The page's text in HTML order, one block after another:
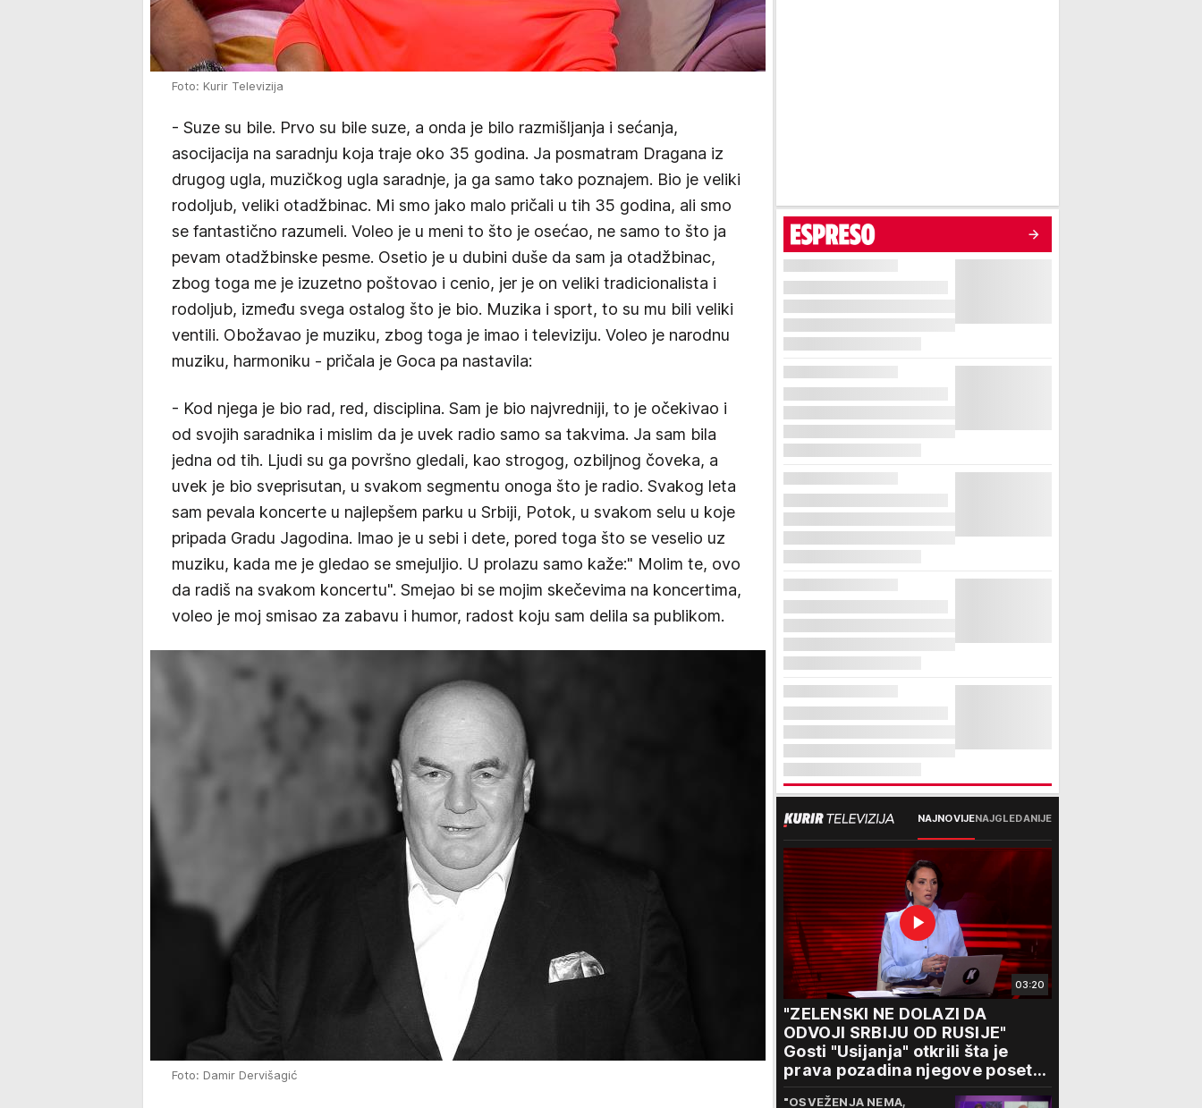
Foto: Kurir Televizija
- Suze su bile. Prvo su bile suze, a onda je bilo razmišljanja i sećanja,
asocijacija na saradnju koja traje oko 35 godina. Ja posmatram Dragana iz
drugog ugla, muzičkog ugla saradnje, ja ga samo tako poznajem. Bio je veliki
rodoljub, veliki otadžbinac. Mi smo jako malo pričali u tih 35 godina, ali smo
se fantastično razumeli. Voleo je u meni to što je osećao, ne samo to što ja
pevam otadžbinske pesme. Osetio je u dubini duše da sam ja otadžbinac,
zbog toga me je izuzetno poštovao i cenio, jer je on veliki tradicionalista i
rodoljub, između svega ostalog što je bio. Muzika i sport, to su mu bili veliki
ventili. Obožavao je muziku, zbog toga je imao i televiziju. Voleo je narodnu
muziku, harmoniku - pričala je Goca pa nastavila:
- Kod njega je bio rad, red, disciplina. Sam je bio najvredniji, to je očekivao i
od svojih saradnika i mislim da je uvek radio samo sa takvima. Ja sam bila
jedna od tih. Ljudi su ga površno gledali, kao strogog, ozbiljnog čoveka, a
uvek je bio sveprisutan, u svakom segmentu onoga što je radio. Svakog leta
sam pevala koncerte u najlepšem parku u Srbiji, Potok, u svakom selu u koje
pripada Gradu Jagodina. Imao je u sebi i dete, pored toga što se veselio uz
muziku, kada me je gledao se smejuljio. U prolazu samo kaže:" Molim te, ovo
da radiš na svakom koncertu". Smejao bi se mojim skečevima na koncertima,
voleo je moj smisao za zabavu i humor, radost koju sam delila sa publikom.
Foto: Damir Dervišagić
NAJNOVIJENAJGLEDANIJE
03:20
"ZELENSKI NE DOLAZI DA
ODVOJI SRBIJU OD RUSIJE"
Gosti "Usijanja" otkrili šta je
prava pozadina njegove posete
Beogradu
"OSVEŽENJA NEMA,